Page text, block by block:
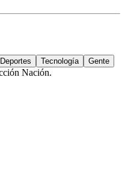
Deportes Tecnología Gente
Nación.